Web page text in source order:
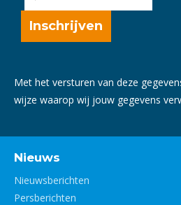
Met het versturen van deze
wijze waarop wij jouw gegevens
Nieuws
Nieuwsberichten
Persberichten